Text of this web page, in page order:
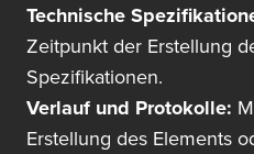
Technische
Zeitpunkt der Erstellung
Spezifikationen.
Verlauf und Protokolle:
Erstellung des Elements